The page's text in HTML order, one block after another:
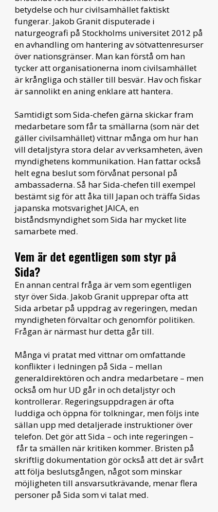
betydelse och hur civilsamhället faktiskt
fungerar. Jakob Granit disputerade i
naturgeografi på Stockholms universitet 2012 på
en avhandling om hantering av sötvattenresurser
över nationsgränser. Man kan förstå om han
tycker att organisationerna inom civilsamhället
är krångliga och ställer till besvär. Hav och fiskar
är sannolikt en aning enklare att hantera.
Samtidigt som Sida-chefen gärna skickar fram
medarbetare som får ta smällarna (som när det
gäller civilsamhället) vittnar många om hur han
vill detaljstyra stora delar av verksamheten, även
myndighetens kommunikation. Han fattar också
helt egna beslut som förvånat personal på
ambassaderna. Så har Sida-chefen till exempel
bestämt sig för att åka till Japan och träffa Sidas
japanska motsvarighet JAICA, en
biståndsmyndighet som Sida har mycket lite
samarbete med.
Vem är det egentligen som styr på
Sida?
En annan central fråga är vem som egentligen
styr över Sida. Jakob Granit upprepar ofta att
Sida arbetar på uppdrag av regeringen, medan
myndigheten förvaltar och genomför politiken.
Frågan är närmast hur detta går till.
Många vi pratat med vittnar om omfattande
konflikter i ledningen på Sida – mellan
generaldirektören och andra medarbetare – men
också om hur UD går in och detaljstyr och
kontrollerar. Regeringsuppdragen är ofta
luddiga och öppna för tolkningar, men följs inte
sällan upp med detaljerade instruktioner över
telefon. Det gör att Sida – och inte regeringen –
får ta smällen när kritiken kommer. Bristen på
skriftlig dokumentation gör också att det är svårt
att följa beslutsgången, något som minskar
möjligheten till ansvarsutkrävande, menar flera
personer på Sida som vi talat med.